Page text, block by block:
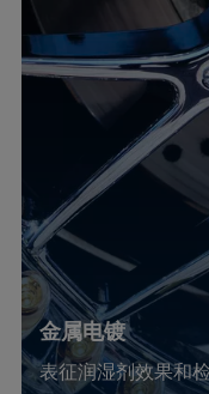
金属电镀
表征润湿剂效果和